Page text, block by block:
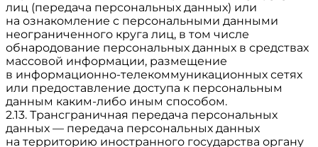
лиц (передача персональных данных) или
на ознакомление с персональными данными
неограниченного круга лиц, в том числе
обнародование персональных данных в средствах
массовой информации, размещение
в информационно-телекоммуникационных сетях
или предоставление доступа к персональным
данным каким-либо иным способом.
2.13. Трансграничная передача персональных
данных — передача персональных данных
на территорию иностранного государства органу